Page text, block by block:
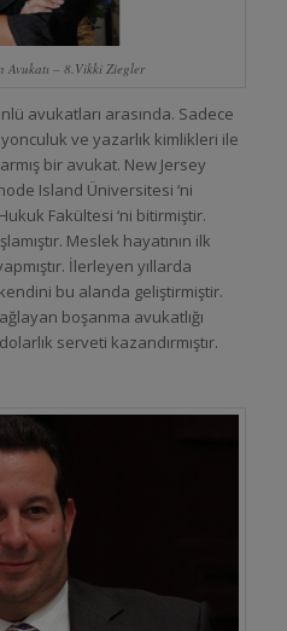
Avukatı – 8.Vikki Ziegler
avukatları arasında. Sadece
ve yazarlık kimlikleri ile
bir avukat. New Jersey
Island Üniversitesi ‘ni
Fakültesi ‘ni bitirmiştir.
Meslek hayatının ilk
İlerleyen yıllarda
bu alanda geliştirmiştir.
boşanma avukatlığı
serveti kazandırmıştır.